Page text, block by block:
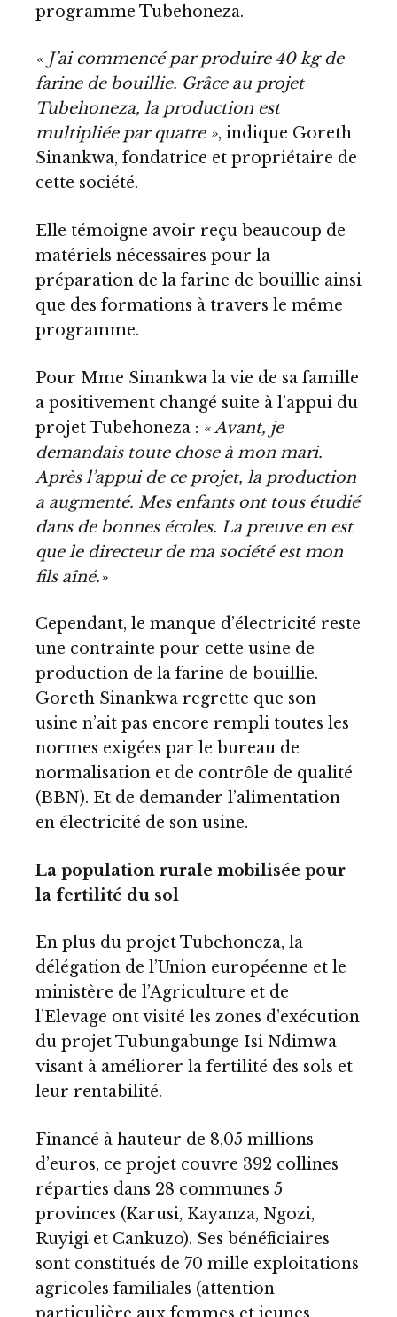
programme Tubehoneza.
« J’ai commencé par produire 40 kg de
farine de bouillie. Grâce au projet
Tubehoneza, la production est
multipliée par quatre », indique Goreth
Sinankwa, fondatrice et propriétaire de
cette société.
Elle témoigne avoir reçu beaucoup de
matériels nécessaires pour la
préparation de la farine de bouillie ainsi
que des formations à travers le même
programme.
Pour Mme Sinankwa la vie de sa famille
a positivement changé suite à l’appui du
projet Tubehoneza : « Avant, je
demandais toute chose à mon mari.
Après l’appui de ce projet, la production
a augmenté. Mes enfants ont tous étudié
dans de bonnes écoles. La preuve en est
que le directeur de ma société est mon
fils aîné.»
Cependant, le manque d’électricité reste
une contrainte pour cette usine de
production de la farine de bouillie.
Goreth Sinankwa regrette que son
usine n’ait pas encore rempli toutes les
normes exigées par le bureau de
normalisation et de contrôle de qualité
(BBN). Et de demander l’alimentation
en électricité de son usine.
La population rurale mobilisée pour
la fertilité du sol
En plus du projet Tubehoneza, la
délégation de l’Union européenne et le
ministère de l’Agriculture et de
l’Elevage ont visité les zones d’exécution
du projet Tubungabunge Isi Ndimwa
visant à améliorer la fertilité des sols et
leur rentabilité.
Financé à hauteur de 8,05 millions
d’euros, ce projet couvre 392 collines
réparties dans 28 communes 5
provinces (Karusi, Kayanza, Ngozi,
Ruyigi et Cankuzo). Ses bénéficiaires
sont constitués de 70 mille exploitations
agricoles familiales (attention